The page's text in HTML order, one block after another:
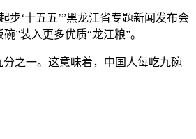
步‘十五五’”黑龙江省专题新闻发布会
”装入更多优质“龙江粮”。
之一。这意味着，中国人每吃九碗